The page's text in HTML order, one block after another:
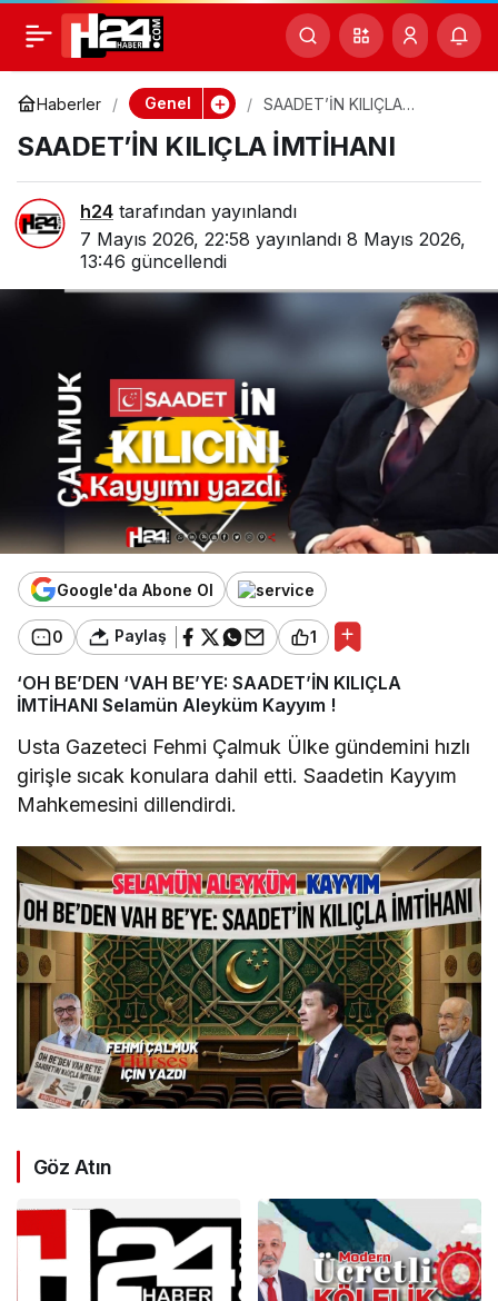
Haberler Genel
SAADET’İN KILIÇLA
SAADET’İN KILIÇLA İMTİHANI
h24 tarafından yayınlandı
7 Mayıs 2026, 22:58 yayınlandı 8 Mayıs 2026,
13:46 güncellendi
Google'da Abone Ol
0 Paylaş 1
‘OH BE’DEN ‘VAH BE’YE: SAADET’İN KILIÇLA
İMTİHANI Selamün Aleyküm Kayyım !
Usta Gazeteci Fehmi Çalmuk Ülke gündemini hızlı
girişle sıcak konulara dahil etti. Saadetin Kayyım
Mahkemesini dillendirdi.
Göz Atın
TÜBİTAK’IN BİLİM
POLİTİKASINDAN
PARADİGMA KAYMASI
0 Paylaş